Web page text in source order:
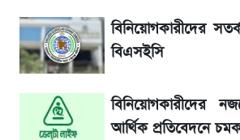
সৌদিতে বাংলাদেশিদের আকামা
নিয়ম
La Liga 2026-2027: সর্বশেষ
খবর
বিনিয়োগকারীদের
বিএসইসি
বিনিয়োগকারীদের
আর্থিক প্রতিবেদনে